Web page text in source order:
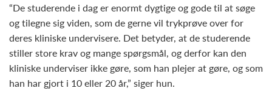
“De studerende i dag er enormt dygtige og gode til at søge
og tilegne sig viden, som de gerne vil trykprøve over for
deres kliniske undervisere. Det betyder, at de studerende
stiller store krav og mange spørgsmål, og derfor kan den
kliniske underviser ikke gøre, som han plejer at gøre, og som
han har gjort i 10 eller 20 år,” siger hun.